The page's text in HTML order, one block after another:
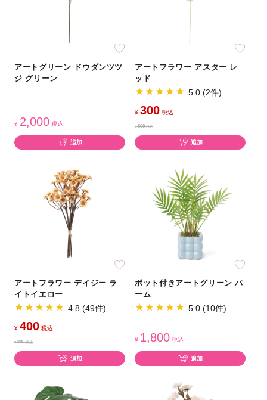
アートグリーン ドウダンツツ
ジ グリーン
¥ 2,000 税込
追加
アートフラワー アスター レ
ッド
5.0 (2件)
¥ 300 税込
¥600税込
追加
アートフラワー デイジー ラ
イトイエロー
4.8 (49件)
¥ 400 税込
¥800税込
追加
ポット付きアートグリーン パ
ーム
5.0 (10件)
¥ 1,800 税込
追加